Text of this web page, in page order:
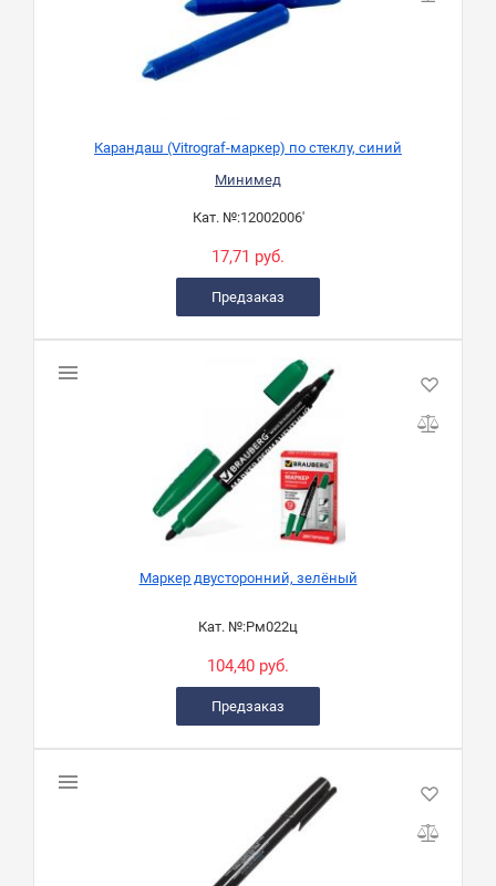
Карандаш (Vitrograf-маркер) по стеклу, синий
Минимед
Кат. №:12002006'
17,71 руб.
Предзаказ
Маркер двусторонний, зелёный
Кат. №:Рм022ц
104,40 руб.
Предзаказ